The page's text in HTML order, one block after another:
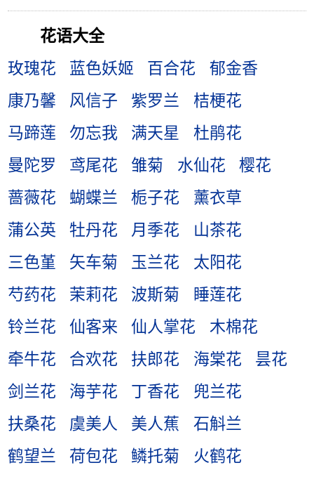
花语大全
玫瑰花
蓝色妖姬 百合花
郁金香
康乃馨
风信子 紫罗兰
桔梗花
马蹄莲
勿忘我 满天星
杜鹃花
曼陀罗
鸢尾花 雏菊 水仙花
樱花
蔷薇花
蝴蝶兰 栀子花
薰衣草
蒲公英
牡丹花 月季花
山茶花
三色堇
矢车菊 玉兰花
太阳花
芍药花
茉莉花 波斯菊
睡莲花
铃兰花
仙客来 仙人掌花
木棉花
牵牛花
合欢花 扶郎花 海棠花
昙花
剑兰花
海芋花 丁香花
兜兰花
扶桑花
虞美人 美人蕉
石斛兰
鹤望兰
荷包花 鳞托菊 火鹤花